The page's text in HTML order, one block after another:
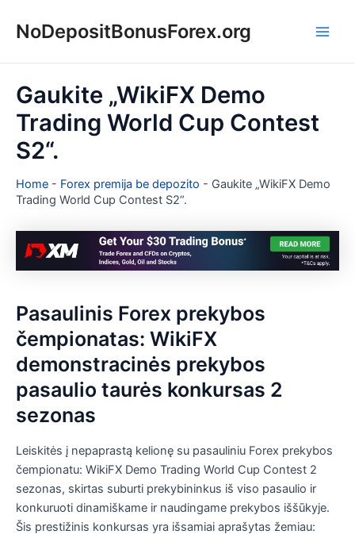
prieNoDepositBonusForex.org
Gaukite „WikiFX Demo
Trading World Cup Contest
S2“.
Home - Forex premija be depozito - Gaukite „WikiFX Demo
Trading World Cup Contest S2“.
Pasaulinis Forex prekybos
čempionatas: WikiFX
demonstracinės prekybos
pasaulio taurės konkursas 2
sezonas
Leiskitės į nepaprastą kelionę su pasauliniu Forex prekybos
čempionatu: WikiFX Demo Trading World Cup Contest 2
sezonas, skirtas suburti prekybininkus iš viso pasaulio ir
konkuruoti dinamiškame ir naudingame prekybos iššūkyje.
Šis prestižinis konkursas yra išsamiai aprašytas žemiau: